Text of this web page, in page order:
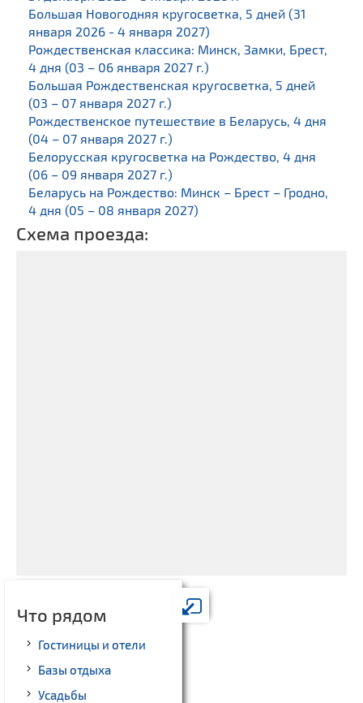
Большая Новогодняя кругосветка, 5 дней (31
января 2026 - 4 января 2027)
Рождественская классика: Минск, Замки, Брест,
4 дня (03 – 06 января 2027 г.)
Большая Рождественская кругосветка, 5 дней
(03 – 07 января 2027 г.)
Рождественское путешествие в Беларусь, 4 дня
(04 – 07 января 2027 г.)
Белорусская кругосветка на Рождество, 4 дня
(06 – 09 января 2027 г.)
Беларусь на Рождество: Минск – Брест – Гродно,
4 дня (05 – 08 января 2027)
Схема проезда:
Что рядом
Гостиницы и отели
Базы отдыха
Усадьбы